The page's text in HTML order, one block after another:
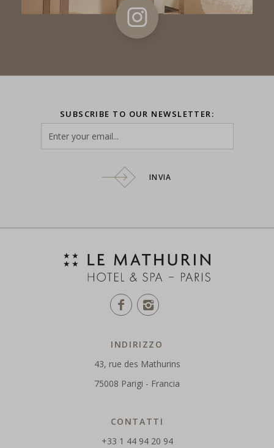
SUBSCRIBE TO OUR NEWSLETTER:
INVIA
INDIRIZZO
43, rue des Mathurins
75008 Parigi - Francia
CONTATTI
+33 1 44 94 20 94